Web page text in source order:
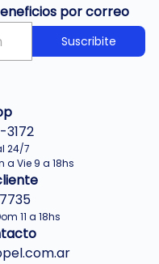
por correo
Suscribite
3172
24/7
a Vie 9 a 18hs
11 a 18hs